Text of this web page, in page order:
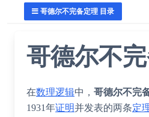
哥德尔不完备定理 目录
哥德尔不
在数理逻辑中， 哥德尔不完
1931年证明并发表的两条定